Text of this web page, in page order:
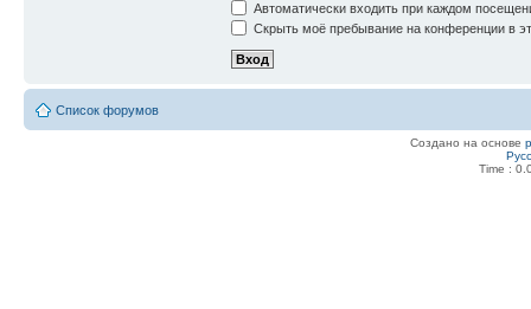
Автоматически входить при каждом
Скрыть моё пребывание на конференции в
Список форумов
Создано на основе
Time :